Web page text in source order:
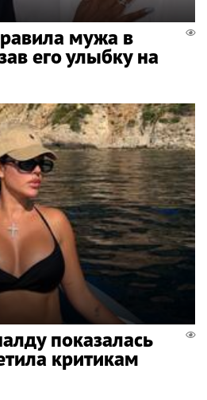
мужа в
его улыбку на
показалась
критикам